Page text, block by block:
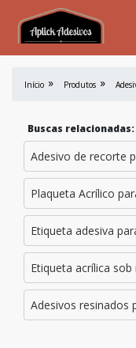
Início Produtos
Buscas relacionadas:
Adesivo de recorte
Plaqueta Acrílico
Etiqueta adesiva
Etiqueta acrílica sob
Adesivos resinados